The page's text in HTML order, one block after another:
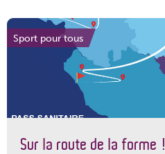
Sport pour tous
Sur la route de la forme !